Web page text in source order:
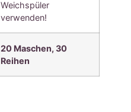
Weichspüler
verwenden!
20 Maschen, 30
Reihen